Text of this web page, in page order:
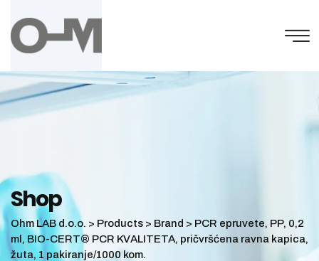
content
Shop
Ohm LAB d.o.o. > Products > Brand > PCR epruvete, PP, 0,2
ml, BIO-CERT® PCR KVALITETA, pričvršćena ravna kapica,
žuta, 1 pakiranje/1000 kom.